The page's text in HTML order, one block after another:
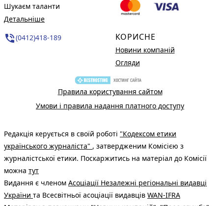
Шукаєм таланти
Детальніше
phone_in_talk(0412)418-189 КОРИСНЕ
Новини компаній
Огляди
Правила користування сайтом
Умови і правила надання платного доступу
Редакція керується в своїй роботі "Кодексом етики
українського журналіста" , затвердженим Комісією з
журналістської етики. Поскаржитись на матеріал до Комісії
можна тут
Видання є членом Асоціації Незалежні регіональні видавці
України та Всесвітньої асоціації видавців WAN-IFRA